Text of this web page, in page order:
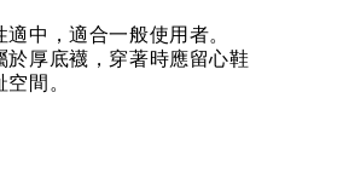
中，適合一般使用者。
於厚底襪，穿著時應留心鞋
間。